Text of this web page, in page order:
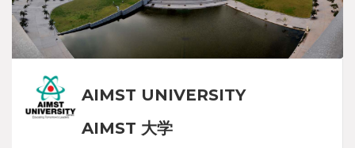
AIMST UNIVERSITY
AIMST 大学